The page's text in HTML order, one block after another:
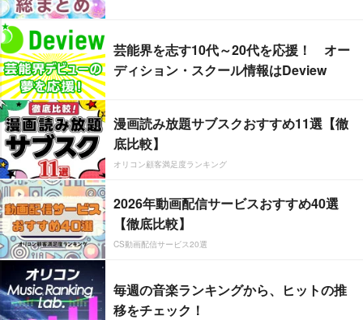
芸能界を志す10代～20代を応援！ オー
ディション・スクール情報はDeview
漫画読み放題サブスクおすすめ11選【徹
底比較】
オリコン顧客満足度ランキング
2026年動画配信サービスおすすめ40選
【徹底比較】
CS動画配信サービス20選
毎週の音楽ランキングから、ヒットの推
移をチェック！